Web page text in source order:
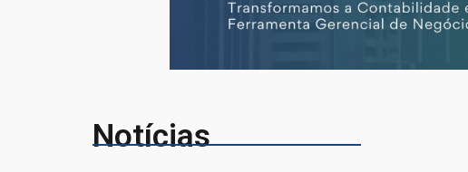
Notícias